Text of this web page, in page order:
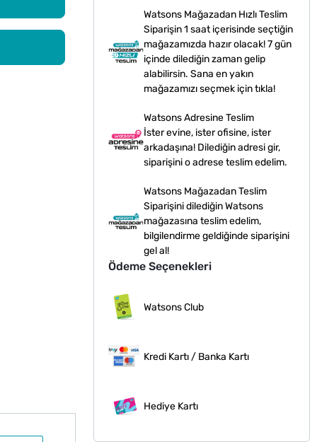
Watsons Mağazadan Hızlı Teslim
Siparişin 1 saat içerisinde seçtiğin
mağazamızda hazır olacak! 7 gün
içinde dilediğin zaman gelip
alabilirsin. Sana en yakın
mağazamızı seçmek için tıkla!
Watsons Adresine Teslim
İster evine, ister ofisine, ister
arkadaşına! Dilediğin adresi gir,
siparişini o adrese teslim edelim.
Watsons Mağazadan Teslim
Siparişini dilediğin Watsons
mağazasına teslim edelim,
bilgilendirme geldiğinde siparişini
gel al!
Ödeme Seçenekleri
Watsons Club
Kredi Kartı / Banka Kartı
Hediye Kartı